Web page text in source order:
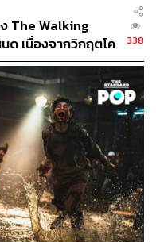
313
พนัส
ของ THE
The Walking
ด เนื่องจากวิกฤตโค
338